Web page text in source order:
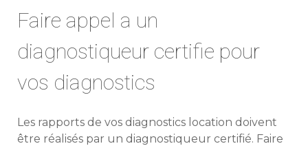
Faire appel a un
diagnostiqueur certifie pour
vos diagnostics
Les rapports de vos diagnostics location doivent
être réalisés par un diagnostiqueur certifié. Faire